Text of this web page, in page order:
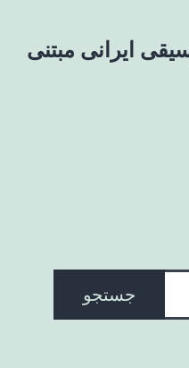
ایرانی مبتنی
جستجو